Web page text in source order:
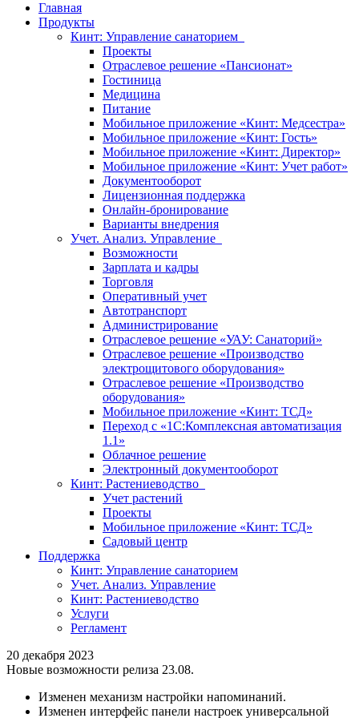
Главная
Продукты
Кинт: Управление санаторием
Проекты
Отраслевое решение «Пансионат»
Гостиница
Медицина
Питание
Мобильное приложение «Кинт: Медсестра»
Мобильное приложение «Кинт: Гость»
Мобильное приложение «Кинт: Директор»
Мобильное приложение «Кинт: Учет работ»
Документооборот
Лицензионная поддержка
Онлайн-бронирование
Варианты внедрения
Учет. Анализ. Управление
Возможности
Зарплата и кадры
Торговля
Оперативный учет
Автотранспорт
Администрирование
Отраслевое решение «УАУ: Санаторий»
Отраслевое решение «Производство
электрощитового оборудования»
Отраслевое решение «Производство
оборудования»
Мобильное приложение «Кинт: ТСД»
Переход с «1С:Комплексная автоматизация
1.1»
Облачное решение
Электронный документооборот
Кинт: Растениеводство
Учет растений
Проекты
Мобильное приложение «Кинт: ТСД»
Садовый центр
Поддержка
Кинт: Управление санаторием
Учет. Анализ. Управление
Кинт: Растениеводство
Услуги
Регламент
20 декабря 2023
Новые возможности релиза 23.08.
Изменен механизм настройки напоминаний.
Изменен интерфейс панели настроек универсальной